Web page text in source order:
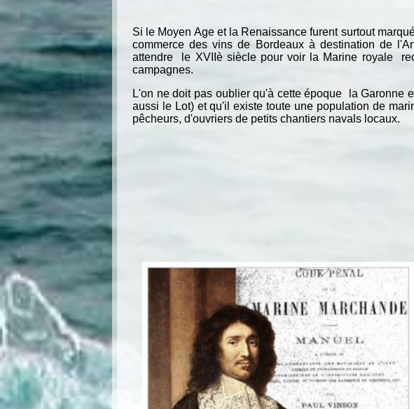
Si le Moyen Age et la Renaissance furent surtout
commerce des vins de Bordeaux à destination de
attendre le XVIIè siècle pour voir la Marine royale
campagnes.
L'on ne doit pas oublier qu'à cette époque la Garonne
aussi le Lot) et qu'il existe toute une population de
pêcheurs, d'ouvriers de petits chantiers navals locaux.